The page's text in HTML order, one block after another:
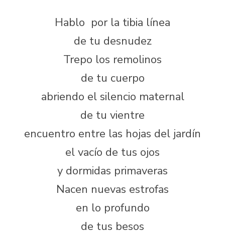
Hablo por la tibia línea
de tu desnudez
Trepo los remolinos
de tu cuerpo
abriendo el silencio maternal
de tu vientre
encuentro entre las hojas del jardín
el vacío de tus ojos
y dormidas primaveras
Nacen nuevas estrofas
en lo profundo
de tus besos